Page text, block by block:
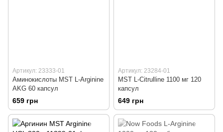
Артикул: 23333-01
Аминокислоты MST L-Arginine
AKG 60 капсул
659 грн
Артикул: 23284-01
MST L-Citrulline 1100 мг 120
капсул
649 грн